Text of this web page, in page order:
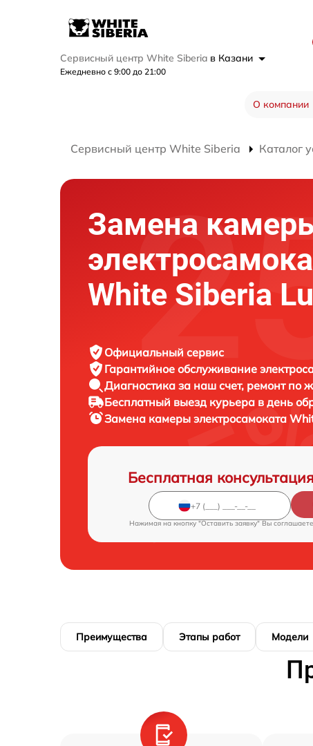
Сервисный центр White Siberia в Казани
Ежедневно с 9:00 до 21:00
О компании
Сервисный центр White Siberia Каталог
Замена
White Siberia
Официальный сервис
Гарантийное обслуживание
Диагностика за наш счет, ремонт по
Бесплатный выезд курьера в день
Замена камеры электросамоката
Бесплатная
Нажимая на кнопку "Оставить заявку" Вы
Преимущества Этапы работ Модели